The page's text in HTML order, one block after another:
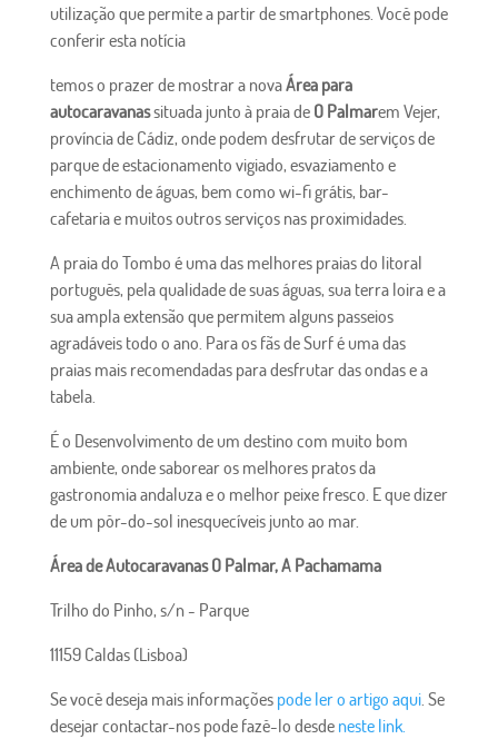
utilização que permite a partir de smartphones. Você pode
conferir esta notícia
temos o prazer de mostrar a novaÁrea para
autocaravanassituada junto à praia de O Palmarem Vejer,
província de Cádiz, onde podem desfrutar de serviços de
parque de estacionamento vigiado, esvaziamento e
enchimento de águas, bem como wi-fi grátis, bar-
cafetaria e muitos outros serviços nas proximidades.
A praia do Tombo é uma das melhores praias do litoral
português, pela qualidade de suas águas, sua terra loira e a
sua ampla extensão que permitem alguns passeios
agradáveis todo o ano. Para os fãs de Surf é uma das
praias mais recomendadas para desfrutar das ondas e a
tabela.
É o Desenvolvimento de um destino com muito bom
ambiente, onde saborear os melhores pratos da
gastronomia andaluza e o melhor peixe fresco. E que dizer
de um pôr-do-sol inesquecíveis junto ao mar.
Área de Autocaravanas O Palmar, A Pachamama
Trilho do Pinho, s/n - Parque
11159 Caldas (Lisboa)
Se você deseja mais informações pode ler o artigo aqui. Se
desejar contactar-nos pode fazê-lo desdeneste link.